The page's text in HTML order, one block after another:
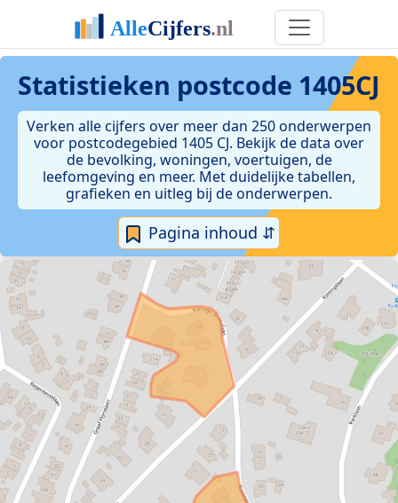
Statistieken postcode 1405CJ
Verken alle cijfers over meer dan 250 onderwerpen
voor postcodegebied 1405 CJ. Bekijk de data over
de bevolking, woningen, voertuigen, de
leefomgeving en meer. Met duidelijke tabellen,
grafieken en uitleg bij de onderwerpen.
Pagina inhoud ⇵